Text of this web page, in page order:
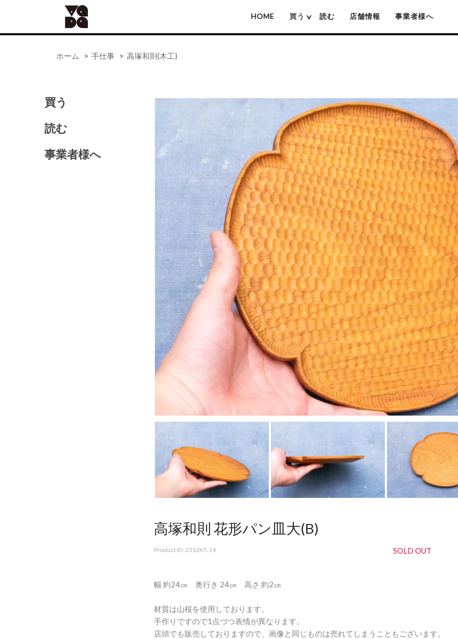
HOME 買う
岡本芳久
いずみ窯 島袋工房
神谷窯
工房マチヒコ
齋藤十郎
菅原謙
陶藝玉城
中尾万作
牧谷窯
山田真萬
横井佳乃
賀上隼敬(木彫り熊)
難波行秀(木工)
高塚和則(木工)
松本寛司(木工)
井上湧(竹細工)
吉原信治郎(銅器)
煤竹箸
弁当箱
吉原信治郎(
読む 店舗情報 事業者様へ
ホーム > 手仕事 > 高塚和則(木工)
高塚和則 花形パン皿大(B)
Product ID: 2312KT-14 SOLD OUT
幅 約24㎝ 奥行き 24㎝ 高さ 約2㎝
材質は山桜を使用しております。
手作りですので1点づつ表情が異なります。
店頭でも販売しておりますので、画像と同じものは売れてしまうこともございます。
買う
器
手仕事
食の道具
41世紀（バッグ）
読む
事業者様へ